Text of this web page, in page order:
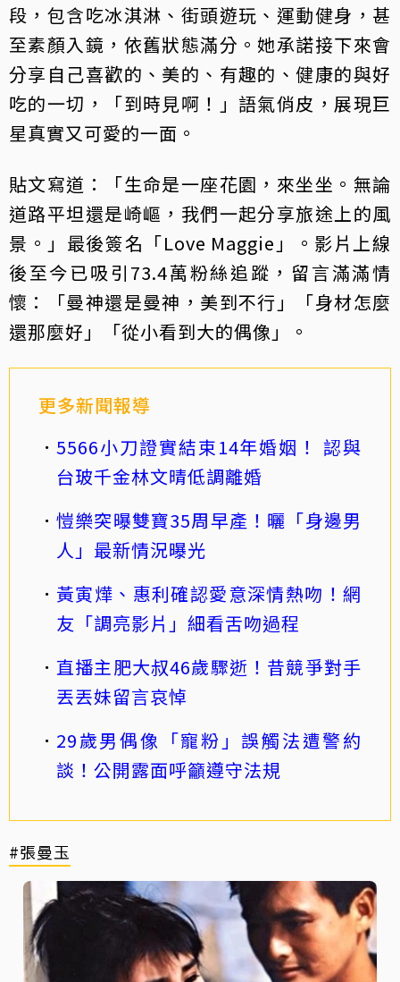
段，包含吃冰淇淋、街頭遊玩、運動健身，甚
至素顏入鏡，依舊狀態滿分。她承諾接下來會
分享自己喜歡的、美的、有趣的、健康的與好
吃的一切，「到時見啊！」語氣俏皮，展現巨
星真實又可愛的一面。
貼文寫道：「生命是一座花園，來坐坐。無論
道路平坦還是崎嶇，我們一起分享旅途上的風
景。」最後簽名「Love Maggie」。影片上線
後至今已吸引73.4萬粉絲追蹤，留言滿滿情
懷：「曼神還是曼神，美到不行」「身材怎麼
還那麼好」「從小看到大的偶像」。
更多新聞報導
5566小刀證實結束14年婚姻！ 認與
台玻千金林文晴低調離婚
愷樂突曝雙寶35周早產！曬「身邊男
人」最新情況曝光
黃寅燁、惠利確認愛意深情熱吻！網
友「調亮影片」細看舌吻過程
直播主肥大叔46歲驟逝！昔競爭對手
丟丟妹留言哀悼
29歲男偶像「寵粉」誤觸法遭警約
談！公開露面呼籲遵守法規
#張曼玉